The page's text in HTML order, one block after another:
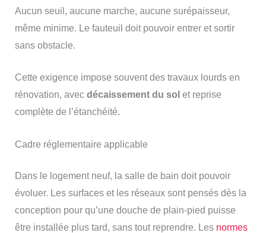
Aucun seuil, aucune marche, aucune surépaisseur,
même minime. Le fauteuil doit pouvoir entrer et sortir
sans obstacle.
Cette exigence impose souvent des travaux lourds en
rénovation, avec décaissement du sol et reprise
complète de l’étanchéité.
Cadre réglementaire applicable
Dans le logement neuf, la salle de bain doit pouvoir
évoluer. Les surfaces et les réseaux sont pensés dès la
conception pour qu’une douche de plain-pied puisse
être installée plus tard, sans tout reprendre. Les normes